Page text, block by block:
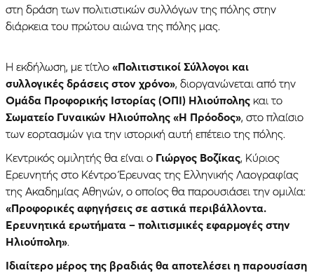
στη δράση των πολιτιστικών συλλόγων της πόλης στην
διάρκεια του πρώτου αιώνα της πόλης μας.
Η εκδήλωση, με τίτλο «Πολιτιστικοί Σύλλογοι και
συλλογικές δράσεις στον χρόνο», διοργανώνεται από την
Ομάδα Προφορικής Ιστορίας (ΟΠΙ) Ηλιούπολης και το
Σωματείο Γυναικών Ηλιούπολης «Η Πρόοδος», στο πλαίσιο
των εορτασμών για την ιστορική αυτή επέτειο της πόλης.
Κεντρικός ομιλητής θα είναι ο Γιώργος Βοζίκας, Κύριος
Ερευνητής στο Κέντρο Έρευνας της Ελληνικής Λαογραφίας
της Ακαδημίας Αθηνών, ο οποίος θα παρουσιάσει την ομιλία:
«Προφορικές αφηγήσεις σε αστικά περιβάλλοντα.
Ερευνητικά ερωτήματα – πολιτισμικές εφαρμογές στην
Ηλιούπολη».
Ιδιαίτερο μέρος της βραδιάς θα αποτελέσει η παρουσίαση